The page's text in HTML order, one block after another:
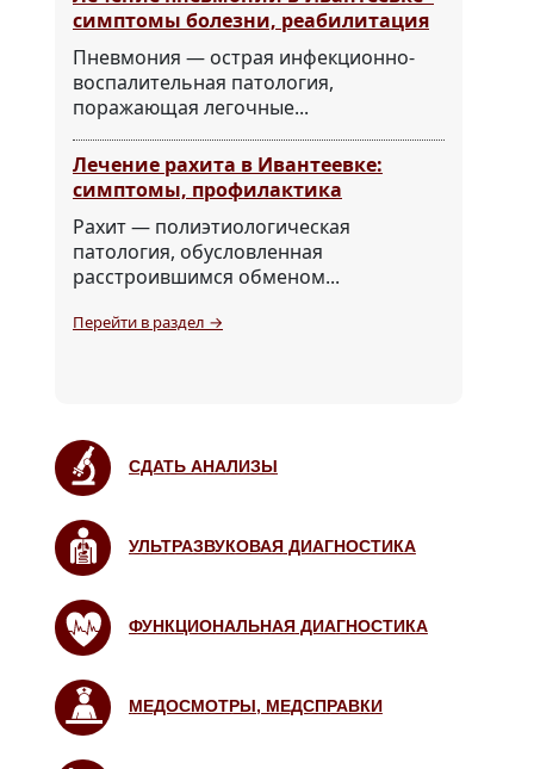
симптомы болезни, реабилитация
Пневмония — острая инфекционно-
воспалительная патология,
поражающая легочные...
Лечение рахита в Ивантеевке:
симптомы, профилактика
Рахит — полиэтиологическая
патология, обусловленная
расстроившимся обменом...
Перейти в раздел →
СДАТЬ АНАЛИЗЫ
УЛЬТРАЗВУКОВАЯ ДИАГНОСТИКА
ФУНКЦИОНАЛЬНАЯ ДИАГНОСТИКА
МЕДОСМОТРЫ, МЕДСПРАВКИ